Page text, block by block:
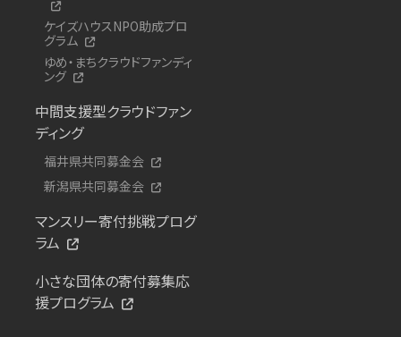
ケイズハウスNPO助成プロ
グラム
ゆめ・まちクラウドファンディ
ング
中間支援型クラウドファン
ディング
福井県共同募金会
新潟県共同募金会
マンスリー寄付挑戦プログ
ラム
小さな団体の寄付募集応
援プログラム